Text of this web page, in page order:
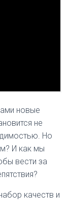
новые
не
Но
И как мы
вести за
качеств и